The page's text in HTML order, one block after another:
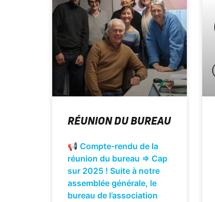
RÉUNION DU BUREAU
📢 Compte-rendu de la
réunion du bureau => Cap
sur 2025 ! Suite à notre
assemblée générale, le
bureau de l’association